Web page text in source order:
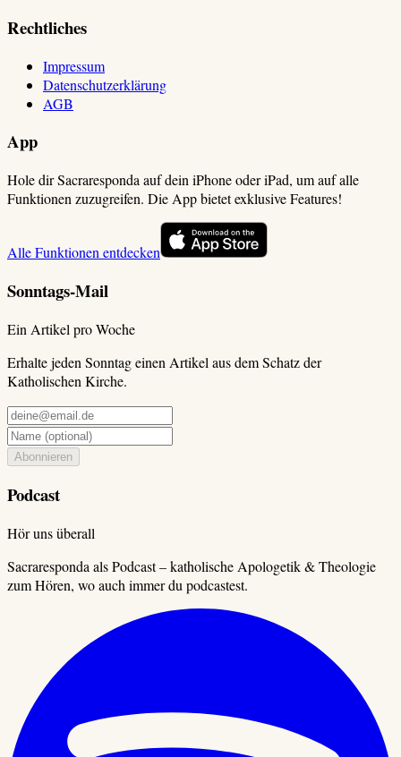
Rechtliches
Impressum
Datenschutzerklärung
AGB
App
Hole dir Sacraresponda auf dein iPhone oder iPad, um auf alle
Funktionen zuzugreifen. Die App bietet exklusive Features!
Alle Funktionen entdecken
Sonntags-Mail
Ein Artikel pro Woche
Erhalte jeden Sonntag einen Artikel aus dem Schatz der
Katholischen Kirche.
Abonnieren
Podcast
Hör uns überall
Sacraresponda als Podcast – katholische Apologetik & Theologie
zum Hören, wo auch immer du podcastest.